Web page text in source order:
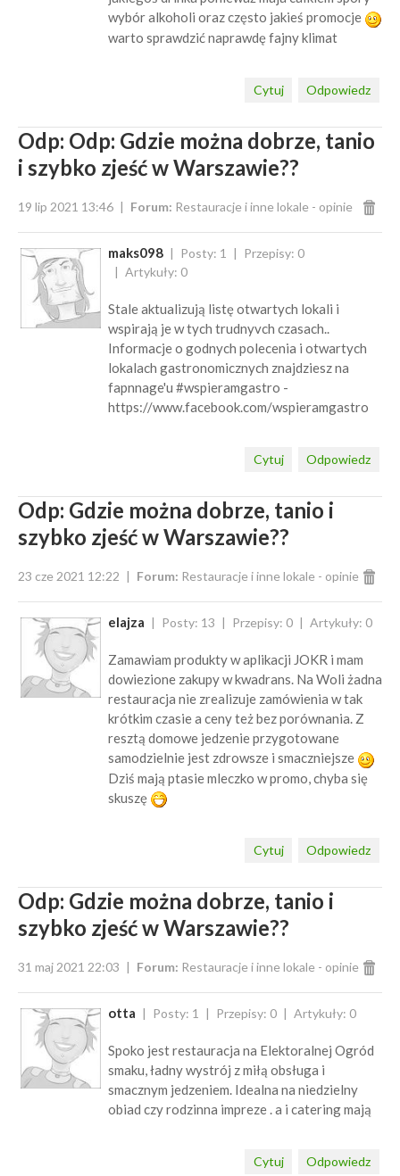
wybór alkoholi oraz często jakieś promocje
warto sprawdzić naprawdę fajny klimat
Odpowiedz
Cytuj
Odp: Odp: Gdzie można dobrze, tanio
i szybko zjeść w Warszawie??
19 lip 2021 13:46 Forum: Restauracje i inne lokale - opinie
maks098 Posty: 1
Przepisy: 0
Artykuły: 0
Stale aktualizują listę otwartych lokali i
wspirają je w tych trudnyvch czasach..
Informacje o godnych polecenia i otwartych
lokalach gastronomicznych znajdziesz na
fapnnage'u #wspieramgastro -
https://www.facebook.com/wspieramgastro
Odpowiedz
Cytuj
Odp: Gdzie można dobrze, tanio i
szybko zjeść w Warszawie??
23 cze 2021 12:22 Forum: Restauracje i inne lokale - opinie
elajza Posty: 13 Przepisy: 0 Artykuły: 0
Zamawiam produkty w aplikacji JOKR i mam
dowiezione zakupy w kwadrans. Na Woli żadna
restauracja nie zrealizuje zamówienia w tak
krótkim czasie a ceny też bez porównania. Z
resztą domowe jedzenie przygotowane
samodzielnie jest zdrowsze i smaczniejsze
Dziś mają ptasie mleczko w promo, chyba się
skuszę
Odpowiedz
Cytuj
Odp: Gdzie można dobrze, tanio i
szybko zjeść w Warszawie??
31 maj 2021 22:03 Forum: Restauracje i inne lokale - opinie
otta Posty: 1 Przepisy: 0 Artykuły: 0
Spoko jest restauracja na Elektoralnej Ogród
smaku, ładny wystrój z miłą obsługa i
smacznym jedzeniem. Idealna na niedzielny
obiad czy rodzinna impreze . a i catering mają
Odpowiedz
Cytuj